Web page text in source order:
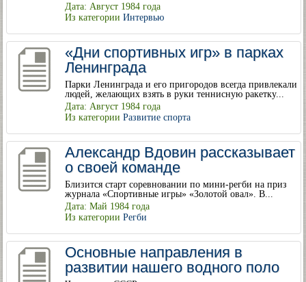
Дата: Август 1984 года
Из категории Интервью
«Дни спортивных игр» в парках
Ленинграда
Парки Ленинграда и его пригородов всегда привлекали
людей, желающих взять в руки теннисную ракетку...
Дата: Август 1984 года
Из категории Развитие спорта
Александр Вдовин рассказывает
о своей команде
Близится старт соревновании по мини-регби на приз
журнала «Спортивные игры» «Золотой овал». В...
Дата: Май 1984 года
Из категории Регби
Основные направления в
развитии нашего водного поло